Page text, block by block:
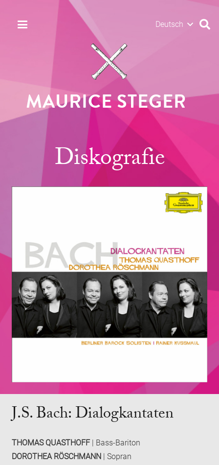
Deutsch
MAURICE STEGER
Diskografie
J.S. Bach: Dialogkantaten
THOMAS QUASTHOFF| Bass-Bariton
DOROTHEA RÖSCHMANN | Sopran